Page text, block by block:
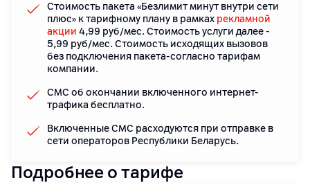
Стоимость пакета «Безлимит минут внутри сети
плюс» к тарифному плану в рамках рекламной
акции 4,99 руб/мес. Стоимость услуги далее -
5,99 руб/мес. Стоимость исходящих вызовов
без подключения пакета-согласно тарифам
компании.
СМС об окончании включенного интернет-
трафика бесплатно.
Включенные СМС расходуются при отправке в
сети операторов Республики Беларусь.
Подробнее о тарифе